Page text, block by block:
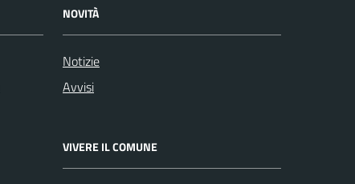
NOVITÀ
Notizie
Avvisi
VIVERE IL COMUNE